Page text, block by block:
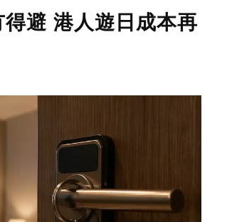
避 港人遊日成本再